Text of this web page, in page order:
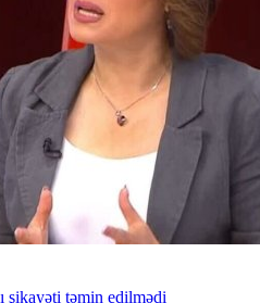
şikayəti təmin edilmədi